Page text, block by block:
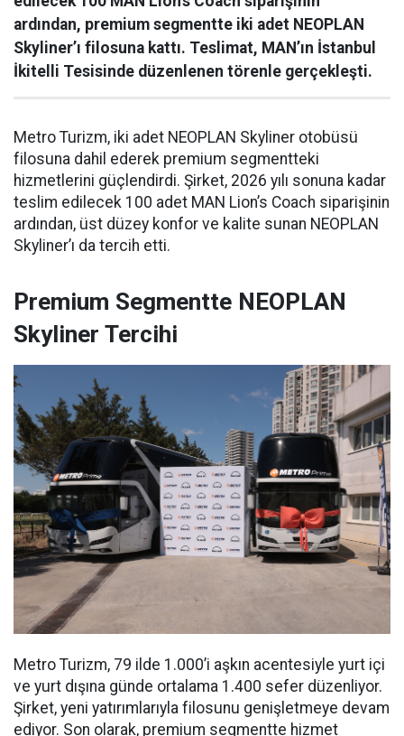
ardından, premium segmentte iki adet NEOPLAN
Skyliner’ı filosuna kattı. Teslimat, MAN’ın İstanbul
İkitelli Tesisinde düzenlenen törenle gerçekleşti.
Metro Turizm, iki adet NEOPLAN Skyliner otobüsü
filosuna dahil ederek premium segmentteki
hizmetlerini güçlendirdi. Şirket, 2026 yılı sonuna kadar
teslim edilecek 100 adet MAN Lion’s Coach siparişinin
ardından, üst düzey konfor ve kalite sunan NEOPLAN
Skyliner’ı da tercih etti.
Premium Segmentte NEOPLAN
Skyliner Tercihi
Metro Turizm, 79 ilde 1.000’i aşkın acentesiyle yurt içi
ve yurt dışına günde ortalama 1.400 sefer düzenliyor.
Şirket, yeni yatırımlarıyla filosunu genişletmeye devam
ediyor. Son olarak, premium segmentte hizmet